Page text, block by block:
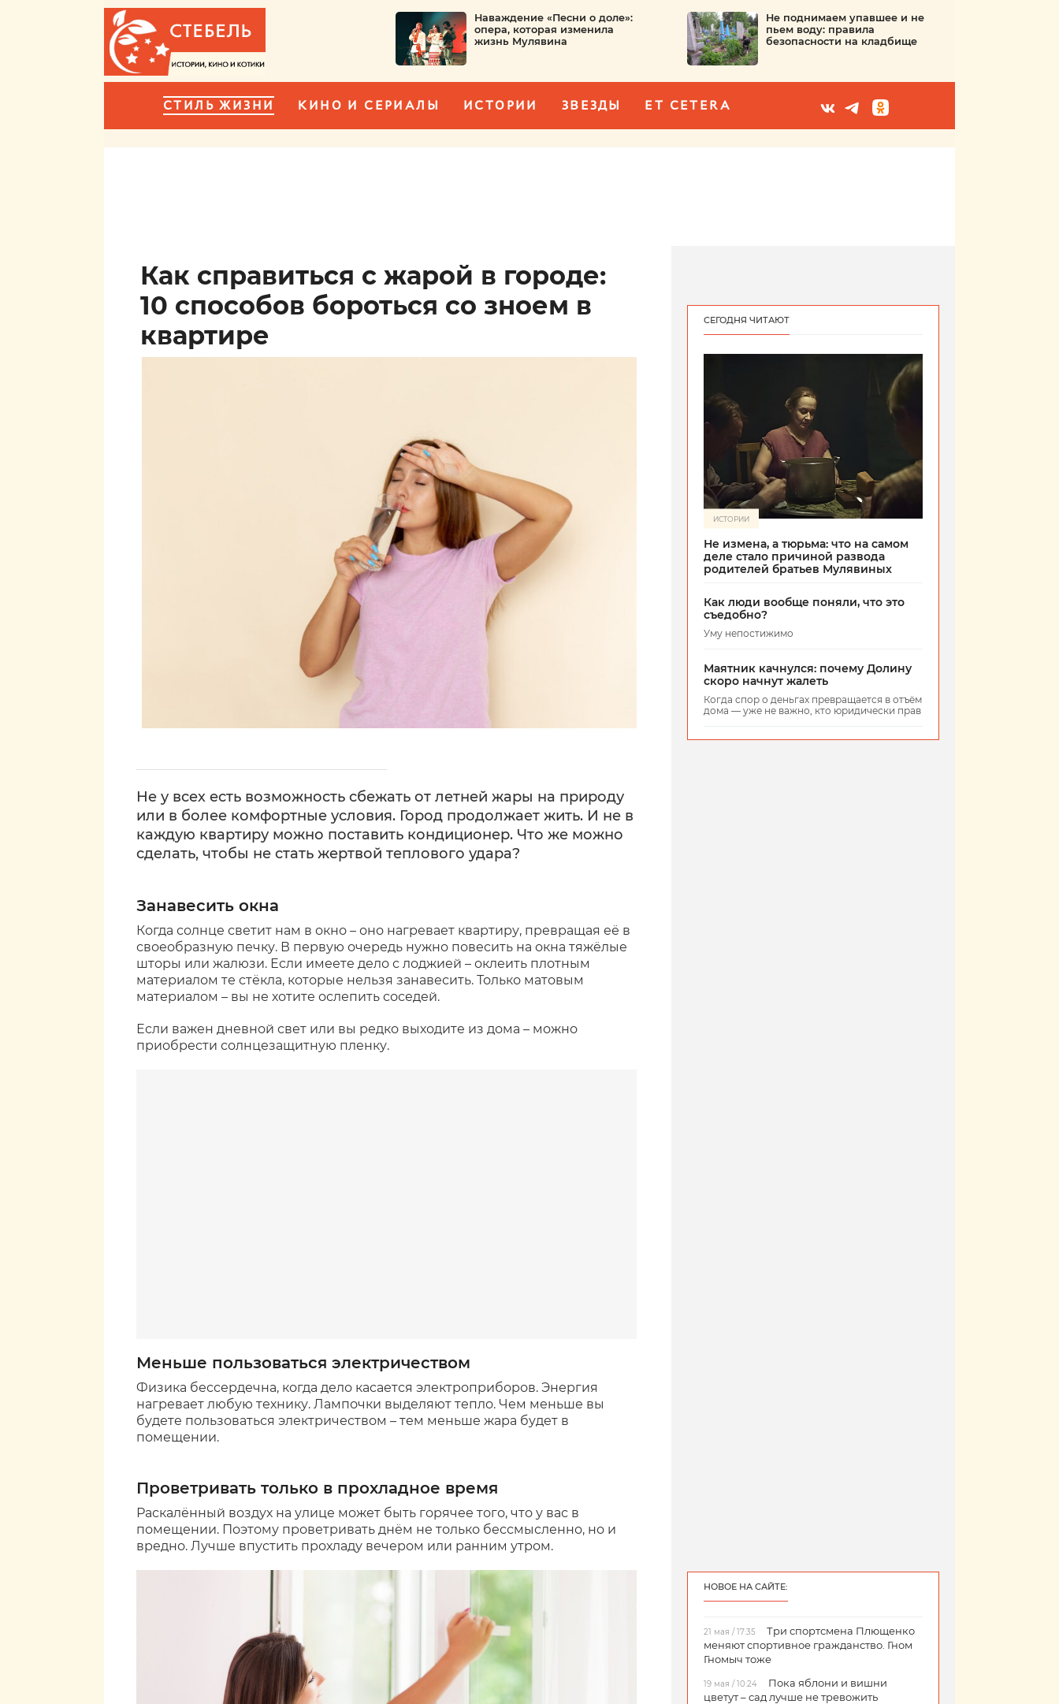
Наваждение «Песни о доле»:
опера, которая изменила
жизнь Мулявина
Не поднимаем упавшее и не
пьем воду: правила
безопасности на кладбище
СТИЛЬ ЖИЗНИ КИНО И СЕРИАЛЫ ИСТОРИИ ЗВЕЗДЫ ET CETERA
Как справиться с жарой в городе:
10 способов бороться со зноем в
квартире
Не у всех есть возможность сбежать от летней жары на природу
или в более комфортные условия. Город продолжает жить. И не в
каждую квартиру можно поставить кондиционер. Что же можно
сделать, чтобы не стать жертвой теплового удара?
Занавесить окна
Когда солнце светит нам в окно – оно нагревает квартиру, превращая её в
своеобразную печку. В первую очередь нужно повесить на окна тяжёлые
шторы или жалюзи. Если имеете дело с лоджией – оклеить плотным
материалом те стёкла, которые нельзя занавесить. Только матовым
материалом – вы не хотите ослепить соседей.
Если важен дневной свет или вы редко выходите из дома – можно
приобрести солнцезащитную пленку.
Меньше пользоваться электричеством
Физика бессердечна, когда дело касается электроприборов. Энергия
нагревает любую технику. Лампочки выделяют тепло. Чем меньше вы
будете пользоваться электричеством – тем меньше жара будет в
помещении.
Проветривать только в прохладное время
Раскалённый воздух на улице может быть горячее того, что у вас в
помещении. Поэтому проветривать днём не только бессмысленно, но и
вредно. Лучше впустить прохладу вечером или ранним утром.
СЕГОДНЯ ЧИТАЮТ
ИСТОРИИ
Не измена, а тюрьма: что на самом
деле стало причиной развода
родителей братьев Мулявиных
Как люди вообще поняли, что это
съедобно?
Уму непостижимо
Маятник качнулся: почему Долину
скоро начнут жалеть
Когда спор о деньгах превращается в отъём
дома — уже не важно, кто юридически прав
НОВОЕ НА САЙТЕ:
21 мая / 17:35
Три спортсмена Плющенко
меняют спортивное гражданство. Гном
Гномыч тоже
19 мая / 10:24
Пока яблони и вишни
цветут – сад лучше не тревожить